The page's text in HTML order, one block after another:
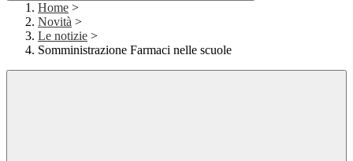
Home >
Novità >
Le notizie >
Somministrazione Farmaci nelle scuole